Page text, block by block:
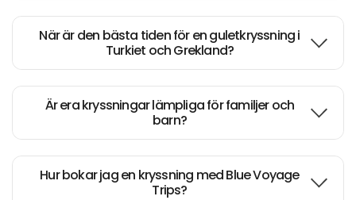
När är den bästa tiden för en guletkryssning i
Turkiet och Grekland?
Är era kryssningar lämpliga för familjer och
barn?
Hur bokar jag en kryssning med Blue Voyage
Trips?